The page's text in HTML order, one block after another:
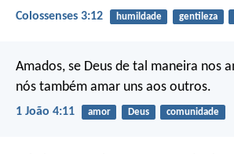
Colossenses 3:12 humildade gentileza
Amados, se Deus de tal maneira nos
nós também amar uns aos outros.
1 João 4:11 amor Deus comunidade